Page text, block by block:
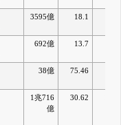
3595億 18.1
692億 13.7
38億 75.46
1兆716
億
30.62